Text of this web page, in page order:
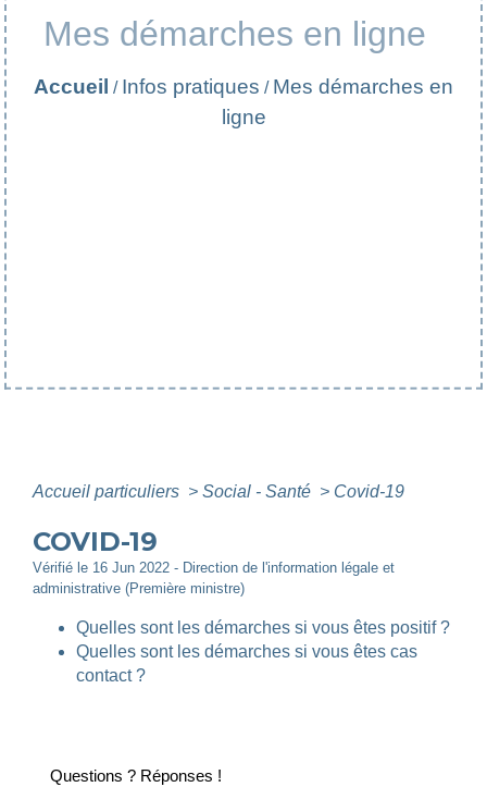
Mes démarches en ligne
Accueil / Infos pratiques / Mes démarches en
ligne
Accueil particuliers > Social - Santé > Covid-19
COVID-19
Vérifié le 16 Jun 2022 - Direction de l'information légale et
administrative (Première ministre)
Quelles sont les démarches si vous êtes positif ?
Quelles sont les démarches si vous êtes cas
contact ?
Questions ? Réponses !